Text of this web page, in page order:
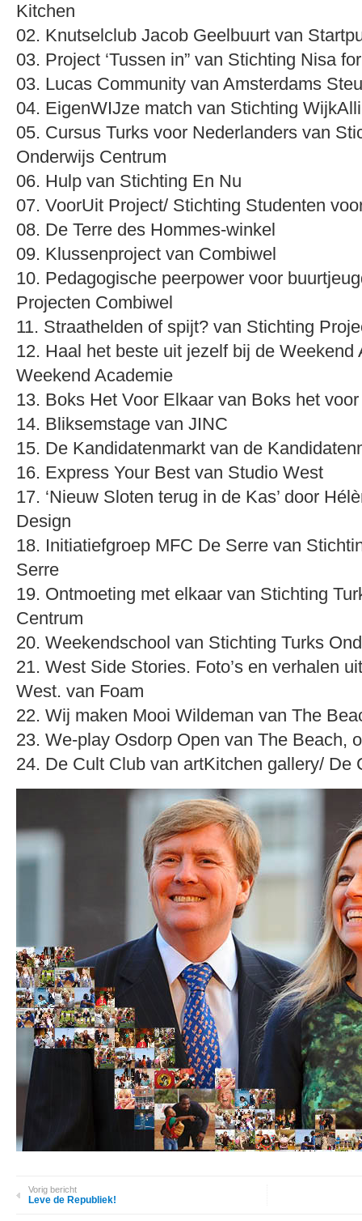
Kitchen
02. Knutselclub Jacob Geelbuurt van
03. Project ‘Tussen in” van Stichting Nisa
03. Lucas Community van Amsterdams
04. EigenWIJze match van Stichting
05. Cursus Turks voor Nederlanders van
Onderwijs Centrum
06. Hulp van Stichting En Nu
07. VoorUit Project/ Stichting Studenten
08. De Terre des Hommes-winkel
09. Klussenproject van Combiwel
10. Pedagogische peerpower voor
Projecten Combiwel
11. Straathelden of spijt? van Stichting
12. Haal het beste uit jezelf bij de Weekend
Weekend Academie
13. Boks Het Voor Elkaar van Boks het
14. Bliksemstage van JINC
15. De Kandidatenmarkt van de
16. Express Your Best van Studio West
17. ‘Nieuw Sloten terug in de Kas’ door
Design
18. Initiatiefgroep MFC De Serre van
Serre
19. Ontmoeting met elkaar van Stichting
Centrum
20. Weekendschool van Stichting Turks
21. West Side Stories. Foto’s en verhalen
West. van Foam
22. Wij maken Mooi Wildeman van The
23. We-play Osdorp Open van The Beach,
24. De Cult Club van artKitchen gallery/ De
Vorig bericht
Leve de Republiek!